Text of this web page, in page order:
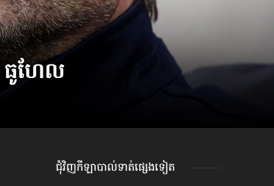
ធូហែល
ជុំវិញកីឡាបាល់ទាត់​ផ្សេងទៀត